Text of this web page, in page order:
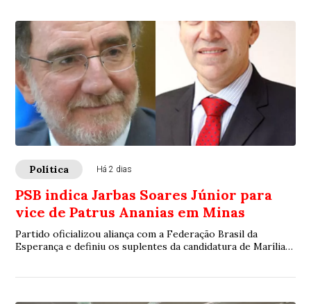
Política Há 2 dias
PSB indica Jarbas Soares Júnior para
vice de Patrus Ananias em Minas
Partido oficializou aliança com a Federação Brasil da
Esperança e definiu os suplentes da candidatura de Marília